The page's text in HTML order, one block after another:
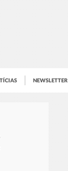
NEWSLETTER